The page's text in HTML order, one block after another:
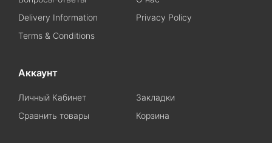
Delivery Information
Privacy Policy
Terms & Conditions
Аккаунт
Личный Кабинет
Закладки
Сравнить товары
Корзина